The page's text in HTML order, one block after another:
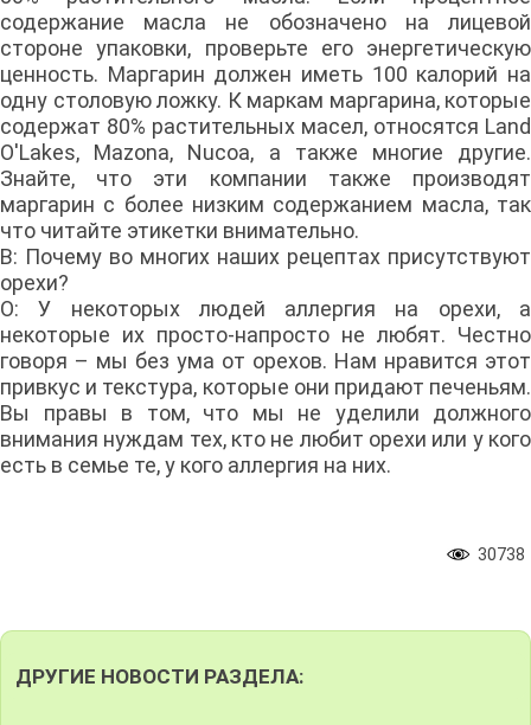
содержание масла не обозначено на лицевой
стороне упаковки, проверьте его энергетическую
ценность. Маргарин должен иметь 100 калорий на
одну столовую ложку. К маркам маргарина, которые
содержат 80% растительных масел, относятся Land
O'Lakes, Mazona, Nucoa, а также многие другие.
Знайте, что эти компании также производят
маргарин с более низким содержанием масла, так
что читайте этикетки внимательно.
В: Почему во многих наших рецептах присутствуют
орехи?
О: У некоторых людей аллергия на орехи, а
некоторые их просто-напросто не любят. Честно
говоря – мы без ума от орехов. Нам нравится этот
привкус и текстура, которые они придают печеньям.
Вы правы в том, что мы не уделили должного
внимания нуждам тех, кто не любит орехи или у кого
есть в семье те, у кого аллергия на них.
30738
ДРУГИЕ НОВОСТИ РАЗДЕЛА: